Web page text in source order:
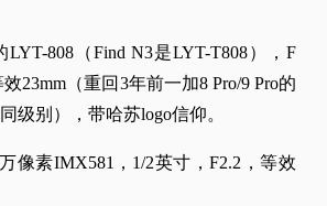
LYT-808（Find N3是LYT-T808），F
23mm（重回3年前一加8 Pro/9 Pro的
级别），带哈苏logo信仰。
像素IMX581，1/2英寸，F2.2，等效